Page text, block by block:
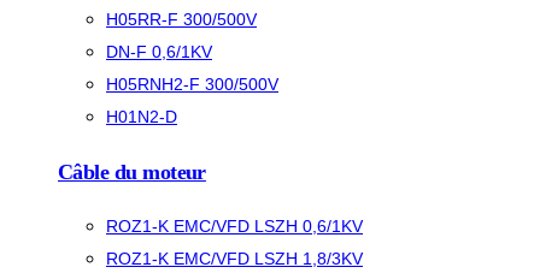
H05RR-F 300/500V
DN-F 0,6/1KV
H05RNH2-F 300/500V
H01N2-D
Câble du moteur
ROZ1-K EMC/VFD LSZH 0,6/1KV
ROZ1-K EMC/VFD LSZH 1,8/3KV